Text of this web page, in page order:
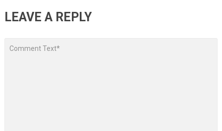
LEAVE A REPLY